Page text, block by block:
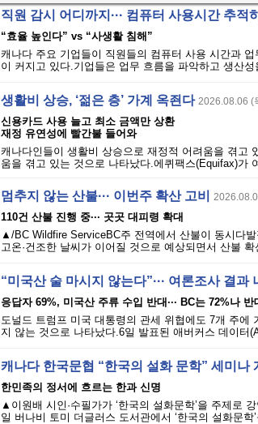
직원 감시 어디까지··· 컴퓨터 사용시간 추적
“효율 높인다” vs “사생활 침해”
캐나다 주요 기업들이 직원들의 컴퓨터 사용 시간과
이 커지고 있다.기업들은 업무 흐름을 파악하고 생산
생활비 상승, ‘젊은 층’ 가계 옥죈다 2026.08.06 (
신용카드 사용 늘고 최소 금액만 상환
재정 유연성에 빨간불 들어와
캐나다인들이 생활비 상승으로 재정적 어려움을 겪고
움을 겪고 있는 것으로 나타났다.에퀴팩스(Equifax)가
멈추지 않는 산불··· 이번주 확산 고비
110건 산불 진행 중··· 곳곳 대피령 확대
▲/BC Wildfire ServiceBC주 전역에서 산불이 동시다
고온·건조한 날씨가 이어질 것으로 예상되면서 산불
“미국산 술 마시지 않는다”··· 여론조사 결과
응답자 69%, 미국산 주류 수입 반대··· BC는 72%나 반
도널드 트럼프 미국 대통령의 관세 위협에도 7개 주에
지 않는 것으로 나타났다.6일 발표된 애버커스 데이터
캐나다 한국문협 “한국의 설화 문학” 세미나
한민족의 정서에 흐르는 한과 신명
▲이원배 시인·수필가가 ‘한국의 설화문학’을 주제로
일 버나비 토미 더글러스 도서관에서 ‘한국의 설화문학